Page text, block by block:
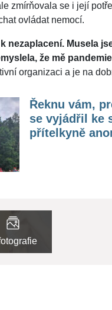
zmírňovala se i její
ovládat nemocí.
nezaplacení. Musela
že mě
organizaci a je na
Řeknu vám,
se vyjádřil ke
přítelkyně